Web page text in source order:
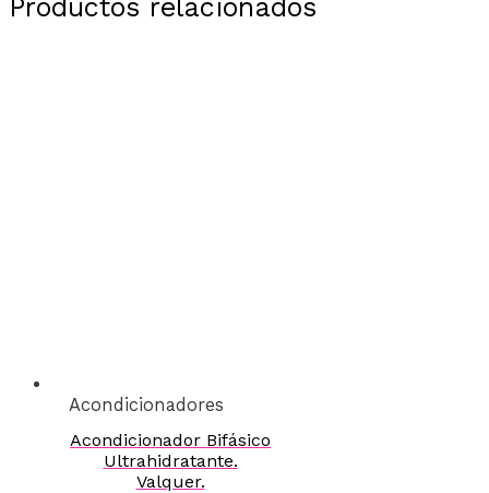
Productos relacionados
Acondicionadores
Acondicionador Bifásico
Ultrahidratante.
Valquer.